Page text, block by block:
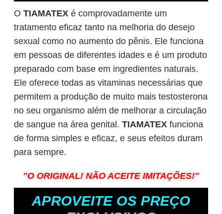
O TIAMATEX é comprovadamente um
tratamento eficaz tanto na melhoria do desejo
sexual como no aumento do pênis. Ele funciona
em pessoas de diferentes idades e é um produto
preparado com base em ingredientes naturais.
Ele oferece todas as vitaminas necessárias que
permitem a produção de muito mais testosterona
no seu organismo além de melhorar a circulação
de sangue na área genital. TIAMATEX funciona
de forma simples e eficaz, e seus efeitos duram
para sempre.
"O ORIGINAL! NÃO ACEITE IMITAÇÕES!"
APROVEITE OS PREÇO